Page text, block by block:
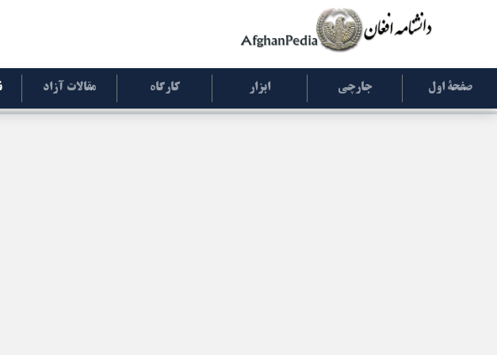
صفحۀ اول جارچی ابزار کارگاه مقالات آزاد